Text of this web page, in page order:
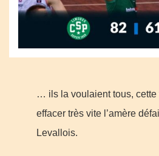
… ils la voulaient tous, cette
effacer très vite l’amère
Levallois.